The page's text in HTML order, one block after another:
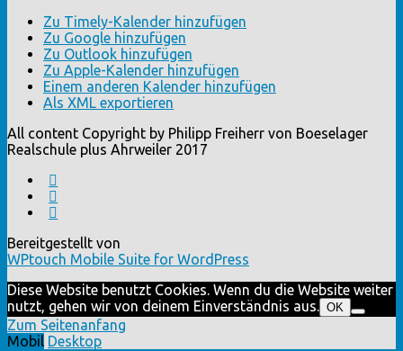
Zu Timely-Kalender hinzufügen
Zu Google hinzufügen
Zu Outlook hinzufügen
Zu Apple-Kalender hinzufügen
Einem anderen Kalender hinzufügen
Als XML exportieren
All content Copyright by Philipp Freiherr von Boeselager
Realschule plus Ahrweiler 2017
Bereitgestellt von
WPtouch Mobile Suite for WordPress
Diese Website benutzt Cookies. Wenn du die Website weiter
nutzt, gehen wir von deinem Einverständnis aus. OK
Zum Seitenanfang
Mobil Desktop